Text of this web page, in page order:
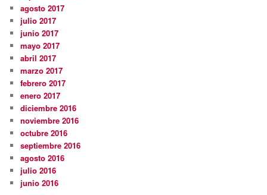
agosto 2017
julio 2017
junio 2017
mayo 2017
abril 2017
marzo 2017
febrero 2017
enero 2017
diciembre 2016
noviembre 2016
octubre 2016
septiembre 2016
agosto 2016
julio 2016
junio 2016